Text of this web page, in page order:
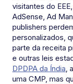
visitantes do
AdSense, Ad
publishers
personalizados,
parte da receita
e outras leis
DPDPA da Índia
uma CMP, mas